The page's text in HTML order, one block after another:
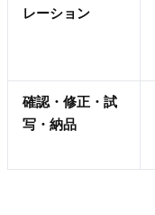
レーション
確認・修正・試
写・納品